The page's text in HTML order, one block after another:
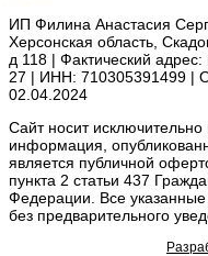
ИП Филина Анастасия
Херсонская область,
д 118 | Фактический адрес:
27 | ИНН: 710305391499 |
02.04.2024
Сайт носит
информация,
является публичной
пункта 2 статьи 437
Федерации. Все указанные
без предварительного